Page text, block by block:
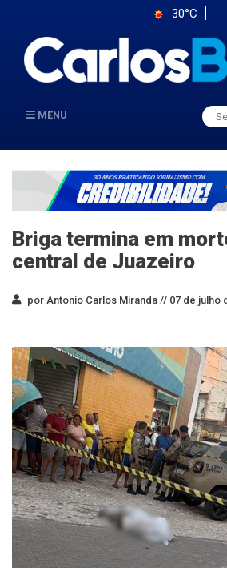
30°C
MENU
Briga termina em
central de Juazeiro
por Antonio Carlos Miranda // 07 de julho